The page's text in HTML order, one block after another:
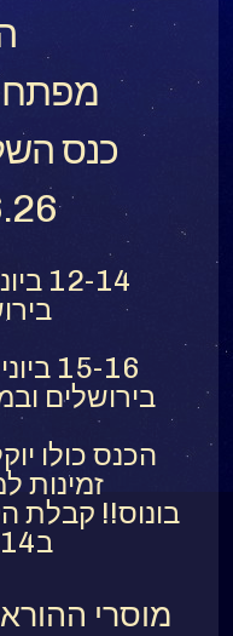
מפתח
כנס
12-
15-16
בירושלים
הכנס כולו
זמינות
בונוס!! קבלת
ב12-14 במרץ.
מוסרי